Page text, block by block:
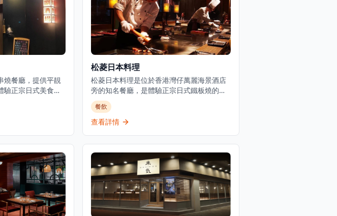
燒餐廳，提供平靚
驗正宗日式美食的
身、炭火串燒及
材，確保每一道
。位於元朗舊木
及食材。餐廳環境
或與朋友共聚，享
餐廳以在元朗區提
聞名，無論是想要
火串燒的獨特風
求。
松菱日本料理
松菱日本料理是位於香港灣仔萬麗海景酒店
旁的知名餐廳，是體驗正宗日式鐵板燒的頂
級選擇。餐廳以精緻的傳統日本料理和無可
挑剔的服務而聞名，在香港提供經典日式鐵
板燒宴席已有超過35年的歷史，深受本地食
可以近距離觀看廚師精湛的烹飪技藝。餐廳
環境優雅，適合商務宴請、情侶約會或慶祝
特殊場合。每一道菜都選用最新鮮的時令食
材，由經驗豐富的日籍廚師精心製作，確保
呈現最正宗的日式風味。松菱是香港餐飲界
正宗日本料理的傑出目的地，為追求高品質
日式用餐體驗的客人提供難忘的美食之旅。
餐飲
查看詳情